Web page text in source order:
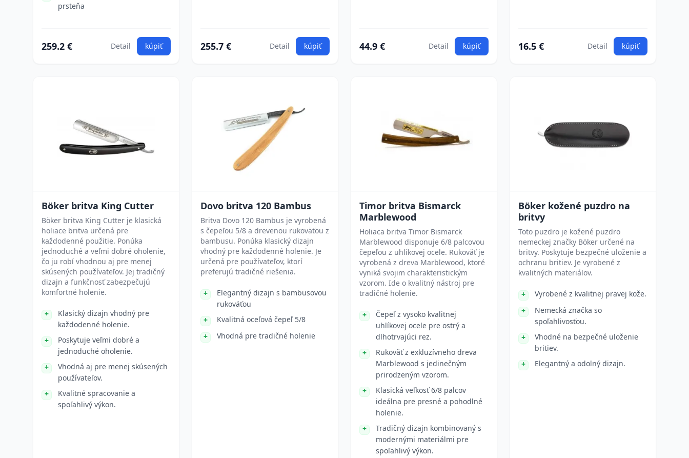
prsteňa
259.2 € Detail kúpiť 255.7 € Detail kúpiť 44.9 € Detail kúpiť 16.5 € Detail kúpiť
Böker britva King Cutter
Böker britva King Cutter je klasická
holiace britva určená pre
každodenné použitie. Ponúka
jednoduché a veľmi dobré oholenie,
čo ju robí vhodnou aj pre menej
skúsených používateľov. Jej tradičný
dizajn a funkčnosť zabezpečujú
komfortné holenie.
Klasický dizajn vhodný pre
každodenné holenie.
Poskytuje veľmi dobré a
jednoduché oholenie.
Vhodná aj pre menej skúsených
používateľov.
Kvalitné spracovanie a
spoľahlivý výkon.
Dovo britva 120 Bambus
Britva Dovo 120 Bambus je vyrobená
s čepeľou 5/8 a drevenou rukoväťou z
bambusu. Ponúka klasický dizajn
vhodný pre každodenné holenie. Je
určená pre používateľov, ktorí
preferujú tradičné riešenia.
Elegantný dizajn s bambusovou
rukoväťou
Kvalitná oceľová čepeľ 5/8
Vhodná pre tradičné holenie
Timor britva Bismarck
Marblewood
Holiaca britva Timor Bismarck
Marblewood disponuje 6/8 palcovou
čepeľou z uhlíkovej ocele. Rukoväť je
vyrobená z dreva Marblewood, ktoré
vyniká svojim charakteristickým
vzorom. Ide o kvalitný nástroj pre
tradičné holenie.
Čepeľ z vysoko kvalitnej
uhlíkovej ocele pre ostrý a
dlhotrvajúci rez.
Rukoväť z exkluzívneho dreva
Marblewood s jedinečným
prirodzeným vzorom.
Klasická veľkosť 6/8 palcov
ideálna pre presné a pohodlné
holenie.
Tradičný dizajn kombinovaný s
modernými materiálmi pre
spoľahlivý výkon.
Böker kožené puzdro na
britvy
Toto puzdro je kožené puzdro
nemeckej značky Böker určené na
britvy. Poskytuje bezpečné uloženie a
ochranu britiev. Je vyrobené z
kvalitných materiálov.
Vyrobené z kvalitnej pravej kože.
Nemecká značka so
spoľahlivosťou.
Vhodné na bezpečné uloženie
britiev.
Elegantný a odolný dizajn.